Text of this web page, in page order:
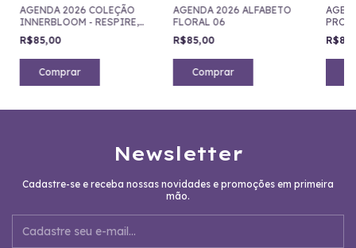
AGENDA 2026 COLEÇÃO
INNERBLOOM - RESPIRE,
FLORESÇA,TORNE-SE
R$85,00
Comprar
AGENDA 2026 ALFABETO
FLORAL 06
R$85,00
Comprar
Newsletter
Cadastre-se e receba nossas novidades e promoções em primeira
mão.